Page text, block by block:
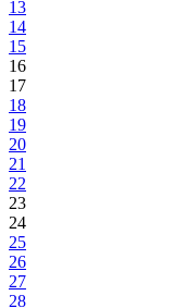
13
14
15
16
17
18
19
20
21
22
23
24
25
26
27
28